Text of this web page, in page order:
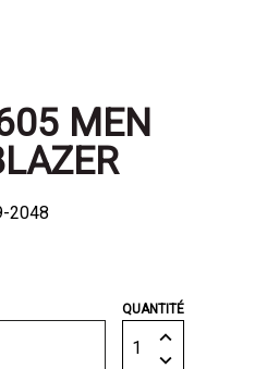
MEN
2048
QUANTITÉ